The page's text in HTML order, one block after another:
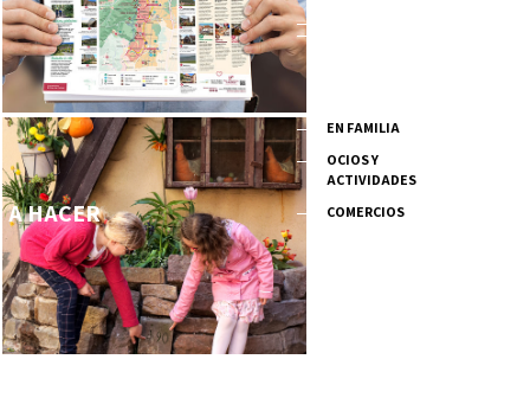
A HACER
EN FAMILIA
OCIOS Y
ACTIVIDADES
COMERCIOS